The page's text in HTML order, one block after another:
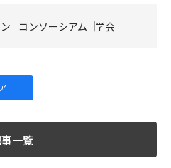
コンソーシアム 学会
一覧